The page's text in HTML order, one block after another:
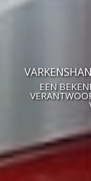
EEN